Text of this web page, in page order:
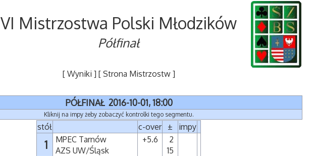
VI Mistrzostwa Polski Młodzików
Półfinał
[ Wyniki ] [ Strona Mistrzostw ]
PÓŁFINAŁ 2016-10-01, 18:00
Kliknij na impy żeby zobaczyć kontrolki tego segmentu.
stół c-over ± impy
1
MPEC Tarnów
AZS UW/Śląsk
+5.6
2
15